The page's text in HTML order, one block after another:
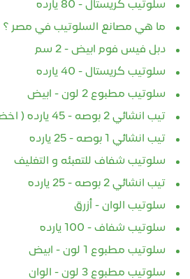
سلوتيب كريستال - 80 يارده
ما هي مصانع السلوتيب في مصر ؟
دبل فيس فوم ابيض - 2 سم
سلوتيب كريستال - 40 يارده
سلوتيب مطبوع 2 لون - ابيض
تيب انشائي 2 بوصه - 45 يارده ( اخضر )
تيب انشائي 1 بوصه - 25 يارده
سلوتيب شفاف للتعبئه و التغليف
تيب انشائي 2 بوصه - 25 يارده
سلوتيب الوان - أزرق
سلوتيب شفاف - 100 يارده
سلوتيب مطبوع 1 لون - ابيض
سلوتيب مطبوع 3 لون - الوان